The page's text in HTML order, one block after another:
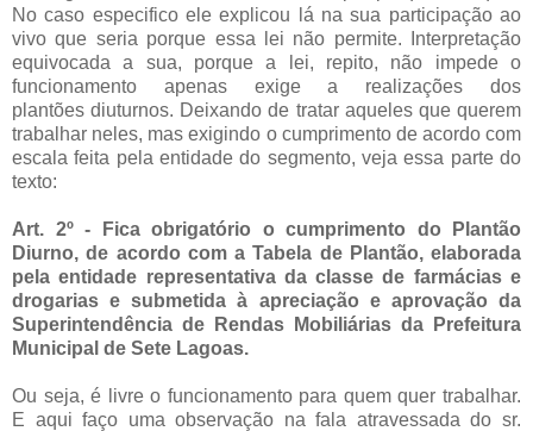
No caso especifico ele explicou lá na sua participação ao
vivo que seria porque essa lei não permite. Interpretação
equivocada a sua, porque a lei, repito, não impede o
funcionamento apenas exige a realizações dos
plantões diuturnos. Deixando de tratar aqueles que querem
trabalhar neles, mas exigindo o cumprimento de acordo com
escala feita pela entidade do segmento, veja essa parte do
texto:
Art. 2º - Fica obrigatório o cumprimento do Plantão
Diurno, de acordo com a Tabela de Plantão, elaborada
pela entidade representativa da classe de farmácias e
drogarias e submetida à apreciação e aprovação da
Superintendência de Rendas Mobiliárias da Prefeitura
Municipal de Sete Lagoas.
Ou seja, é livre o funcionamento para quem quer trabalhar.
E aqui faço uma observação na fala atravessada do sr.